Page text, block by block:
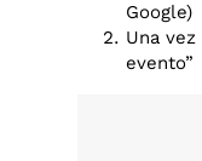
Google)
Una
evento”